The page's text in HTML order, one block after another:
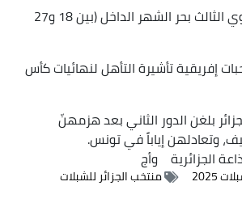
وسيقام الدور التصفوي الثالث بحر الشهر الداخل (بين 18 و27
إفريقية تأشيرة التأهل لنهائيات كأس
بلغن الدور الثاني بعد هزمهنّ
وتعادلهن إياباً في تونس.
الجزائرية وأج
منتخب الجزائر للشبلات